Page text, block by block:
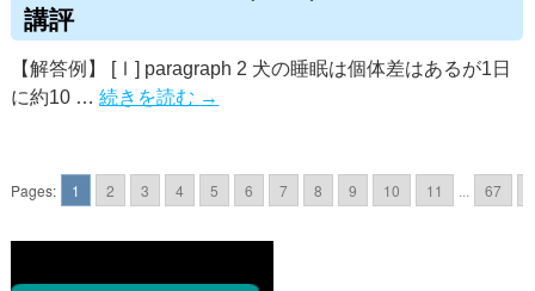
講評
【解答例】 [Ⅰ] paragraph 2 犬の睡眠は個体差はあるが1日
に約10 …続きを読む →
Pages: 1 2 3 4 5 6 7 8 9 10 11 67